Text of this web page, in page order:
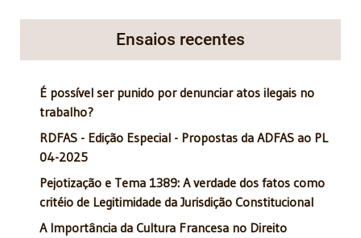
Ensaios recentes
É possível ser punido por denunciar atos ilegais no
trabalho?
RDFAS - Edição Especial - Propostas da ADFAS ao PL
04-2025
Pejotização e Tema 1389: A verdade dos fatos como
critéio de Legitimidade da Jurisdição Constitucional
A Importância da Cultura Francesa no Direito